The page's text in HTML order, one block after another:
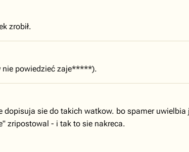
zrobił.
nie powiedzieć zaje*****).
sie do takich watkow. bo spamer
zripostowal - i tak to sie nakreca.